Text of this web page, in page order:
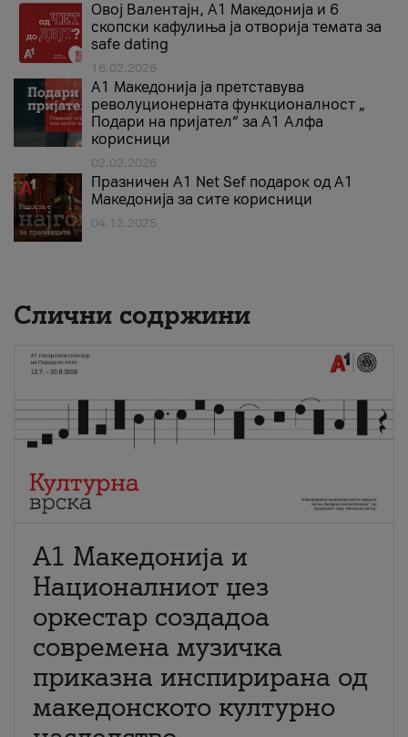
Овој Валентајн, A1 Македонија и 6
скопски кафулиња ја отворија темата за
safe dating
16.02.2026
А1 Македонија ја претставува
револуционерната функционалност „
Подари на пријател“ за А1 Алфа
корисници
02.02.2026
Празничен A1 Net Sеf подарок од А1
Македонија за сите корисници
04.12.2025
Слични содржини
А1 Македонија и
Националниот џез
оркестар создадоа
современа музичка
приказна инспирирана од
македонското културно